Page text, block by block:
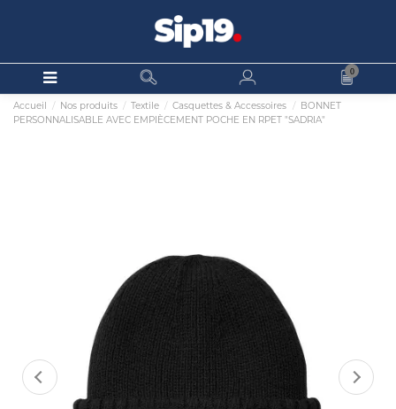
0
Accueil Nos produits Textile Casquettes & Accessoires
BONNET
PERSONNALISABLE AVEC EMPIÈCEMENT POCHE EN RPET "SADRIA"